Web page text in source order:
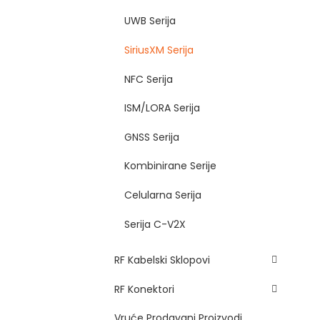
UWB Serija
SiriusXM Serija
NFC Serija
ISM/LORA Serija
GNSS Serija
Kombinirane Serije
Celularna Serija
Serija C-V2X
RF Kabelski Sklopovi
RF Konektori